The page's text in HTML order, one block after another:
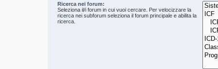
Ricerca nei forum:
Seleziona il/i forum in cui vuoi cercare. Per velocizzare la
ricerca nei subforum seleziona il forum principale e abilita la
ricerca.